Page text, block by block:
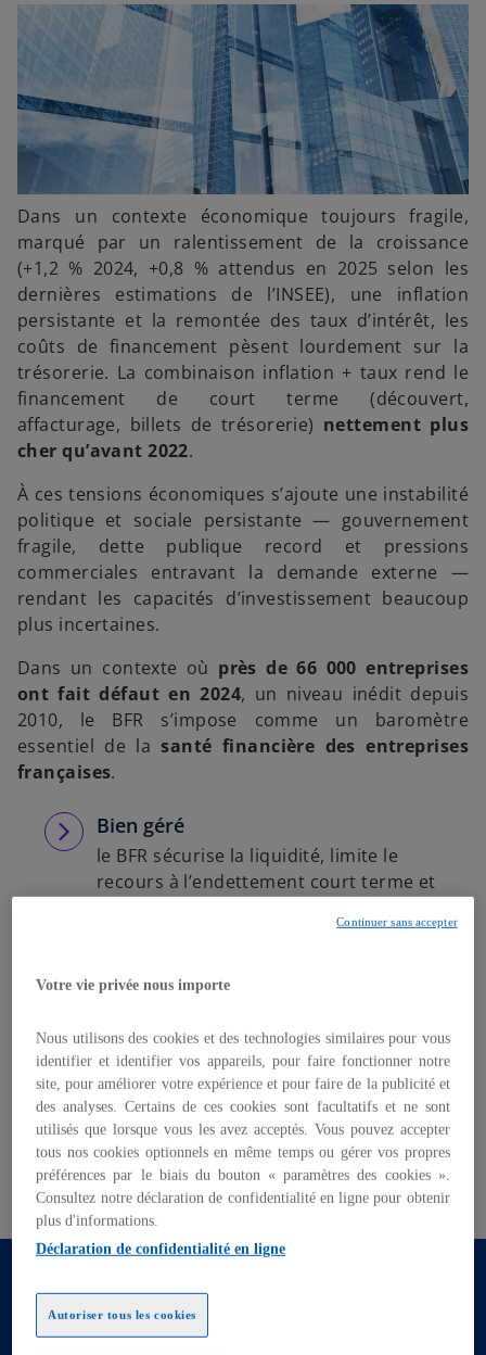
r
e
n
o
l
o
g
t
r
e
d
a
n
s
u
n
n
o
u
v
e
l
o
g
e
a
n
u
n
n
o
u
v
e
l
o
n
g
e
Dans un contexte économique toujours fragile,
marqué par un ralentissement de la croissance
(+1,2 % 2024, +0,8 % attendus en 2025 selon les
dernières estimations de l’INSEE), une inflation
persistante et la remontée des taux d’intérêt, les
coûts de financement pèsent lourdement sur la
trésorerie. La combinaison inflation + taux rend le
financement de court terme (découvert,
affacturage, billets de trésorerie) nettement plus
cher qu’avant 2022.
À ces tensions économiques s’ajoute une instabilité
politique et sociale persistante — gouvernement
fragile, dette publique record et pressions
commerciales entravant la demande externe —
rendant les capacités d’investissement beaucoup
plus incertaines.
Dans un contexte où près de 66 000 entreprises
ont fait défaut en 2024, un niveau inédit depuis
2010, le BFR s’impose comme un baromètre
essentiel de lasanté financière des entreprises
françaises.
Bien géré
le BFR sécurise la liquidité, limite le
recours à l’endettement court terme et
le BFR se transforme en facteur de
performance opérationnelle.
Notre analyse s’appuie sur un panel de plus de 400
sociétés cotées françaises, sur la période 2020-
2024,et propose un éclairage sectoriel et par taille
d’entreprise pour identifierles tendances de fond
les leviers d’optimisation du BFR.
Le BFR en France : évolution et
analyse des délais
Votre vie privée nous importe
Nous utilisons des cookies et des technologies similaires pour vous
identifier et identifier vos appareils, pour faire fonctionner notre
site, pour améliorer votre expérience et pour faire de la publicité et
des analyses. Certains de ces cookies sont facultatifs et ne sont
utilisés que lorsque vous les avez acceptés. Vous pouvez accepter
tous nos cookies optionnels en même temps ou gérer vos propres
préférences par le biais du bouton « paramètres des cookies ».
Consultez notre déclaration de confidentialité en ligne pour obtenir
plus d'informations.
Déclaration de confidentialité en ligne
Autoriser tous les cookies
Continuer sans accepter